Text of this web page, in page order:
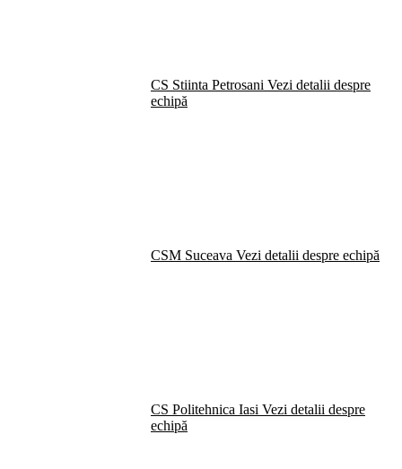
CS Stiinta Petrosani Vezi detalii despre
echipă
CSM Suceava Vezi detalii despre echipă
CS Politehnica Iasi Vezi detalii despre
echipă